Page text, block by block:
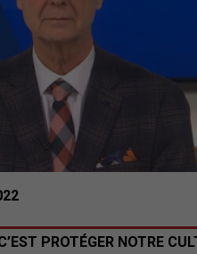
PROTÉGER NOTRE